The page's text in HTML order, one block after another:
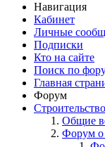
Навигация
Кабинет
Личные
Подписки
Кто на сайте
Поиск по
Главная
Форум
Общие
Форум о